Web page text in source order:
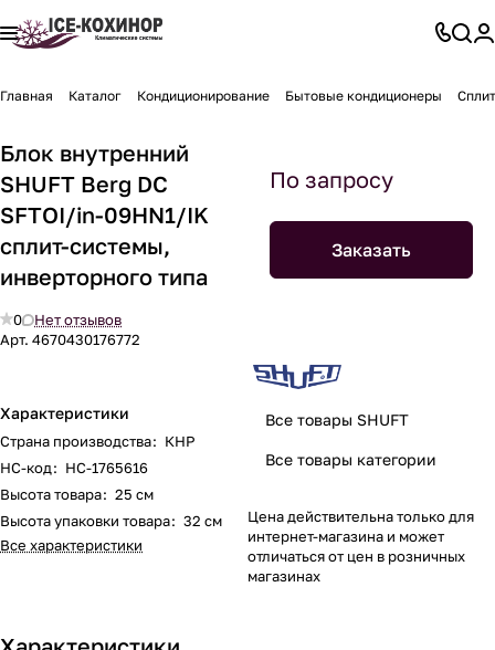
Главная Каталог Кондиционирование Бытовые кондиционеры
Блок внутренний
SHUFT Berg DC
SFTOI/in-09HN1/IK
сплит-системы,
инверторного типа
0
Нет отзывов
Арт. 4670430176772
Характеристики
Страна производства: КНР
НС-код: НС-1765616
Высота товара: 25 см
Высота упаковки товара: 32 см
Все характеристики
По запросу
Заказать
Все товары SHUFT
Все товары категории
Цена действительна только для
интернет-магазина и может
отличаться от цен в розничных
магазинах